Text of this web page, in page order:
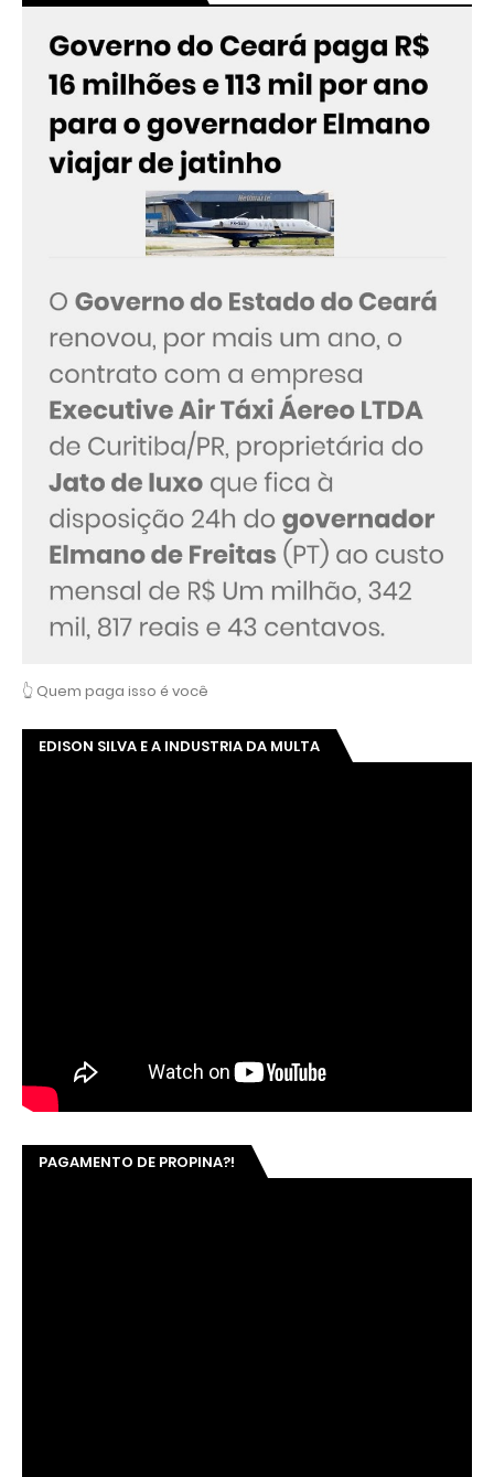
👆 Quem paga isso é você
EDISON SILVA E A INDUSTRIA DA MULTA
PAGAMENTO DE PROPINA?!